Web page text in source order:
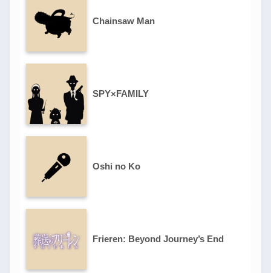
Chainsaw Man
SPY×FAMILY
Oshi no Ko
Frieren: Beyond Journey’s End